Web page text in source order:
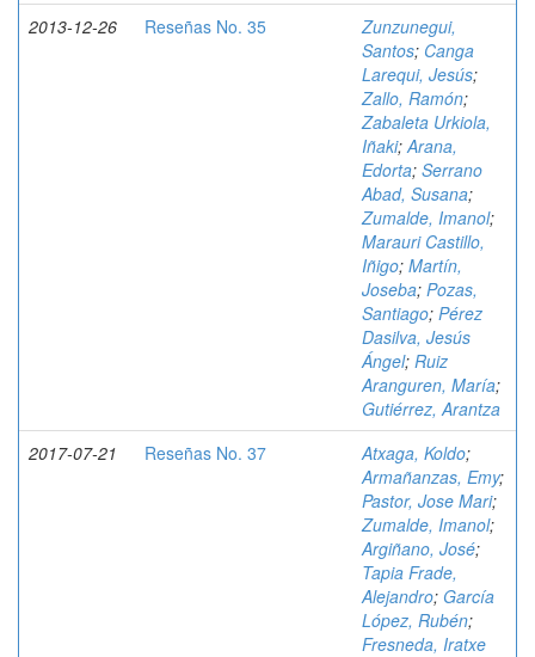
2013-12-26
Reseñas No. 35
Zunzunegui,
Santos; Canga
Larequi, Jesús;
Zallo, Ramón;
Zabaleta Urkiola,
Iñaki;Arana,
Edorta; Serrano
Abad, Susana;
Zumalde, Imanol;
Marauri Castillo,
Iñigo; Martín,
Joseba; Pozas,
Santiago; Pérez
Dasilva, Jesús
Ángel; Ruiz
Aranguren, María;
Gutiérrez, Arantza
2017-07-21
Reseñas No. 37 Atxaga, Koldo;
Armañanzas, Emy;
Pastor, Jose Mari;
Zumalde, Imanol;
Argiñano, José;
Tapia Frade,
Alejandro; García
López, Rubén;
Fresneda, Iratxe